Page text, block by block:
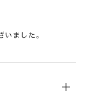
いました。